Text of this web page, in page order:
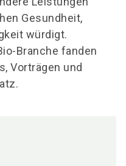
Gesundheit,
würdigt.
Branche fanden
Vorträgen und